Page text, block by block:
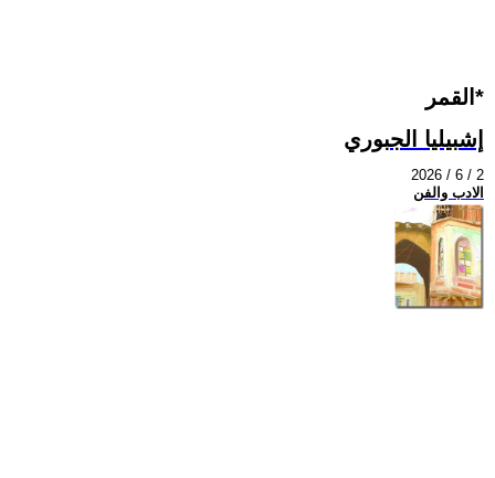
القمر*
إشبيليا الجبوري
2026 / 6 / 2
الادب والفن